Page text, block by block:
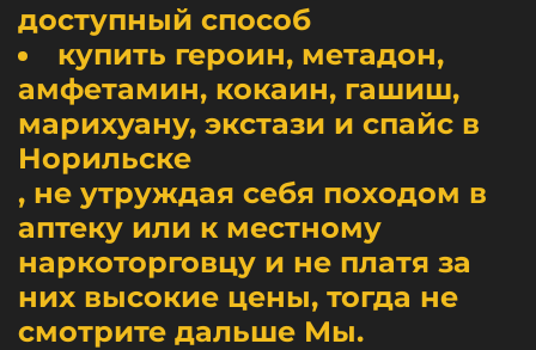
доступный способ
купить героин, метадон,
амфетамин, кокаин, гашиш,
марихуану, экстази и спайс в
Норильске
, не утруждая себя походом в
аптеку или к местному
наркоторговцу и не платя за
них высокие цены, тогда не
смотрите дальше Мы.